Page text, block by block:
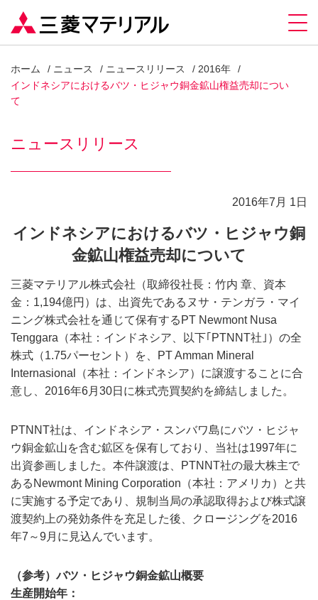
ホーム ニュース ニュースリリース
2016年
インドネシアにおけるバツ・ヒジャウ銅金鉱山権益売却につい
て
ニュースリリース
2016年7月 1日
インドネシアにおけるバツ・ヒジャウ銅
金鉱山権益売却について
三菱マテリアル株式会社（取締役社長：竹内 章、資本
金：1,194億円）は、出資先であるヌサ・テンガラ・マイ
ニング株式会社を通じて保有するPT Newmont Nusa
Tenggara（本社：インドネシア、以下｢PTNNT社｣）の全
株式（1.75パーセント）を、PT Amman Mineral
Internasional（本社：インドネシア）に譲渡することに合
意し、2016年6月30日に株式売買契約を締結しました。
PTNNT社は、インドネシア・スンバワ島にバツ・ヒジャ
ウ銅金鉱山を含む鉱区を保有しており、当社は1997年に
出資参画しました。本件譲渡は、PTNNT社の最大株主で
あるNewmont Mining Corporation（本社：アメリカ）と共
に実施する予定であり、規制当局の承認取得および株式譲
渡契約上の発効条件を充足した後、クロージングを2016
年7～9月に見込んでいます。
（参考）バツ・ヒジャウ銅金鉱山概要
生産開始年